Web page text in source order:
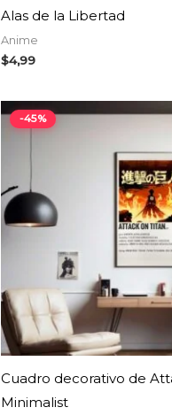
Alas de la Libertad
Anime
$4,99
-45%
AGOTADO
Cuadro decorativo de
Minimalist
desde
$9,34
$10,99